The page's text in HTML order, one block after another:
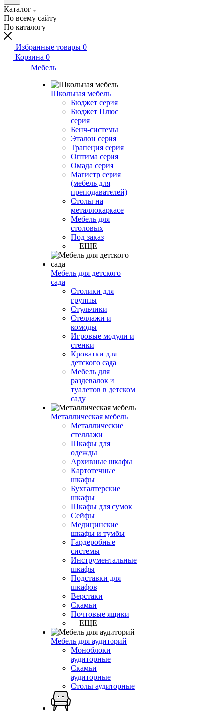
Каталог
По всему сайту
По каталогу
Избранные товары 0
Корзина 0
Мебель
Школьная мебель
Бюджет серия
Бюджет Плюс
серия
Бенч-системы
Эталон серия
Трапеция серия
Оптима серия
Омада серия
Магистр серия
(мебель для
преподавателей)
Столы на
металлокаркасе
Мебель для
столовых
Под заказ
+ ЕЩЕ
Мебель для детского
сада
Столики для
группы
Стульчики
Стеллажи и
комоды
Игровые модули и
стенки
Кроватки для
детского сада
Мебель для
раздевалок и
туалетов в детском
саду
Металлическая мебель
Металлические
стеллажи
Шкафы для
одежды
Архивные шкафы
Картотечные
шкафы
Бухгалтерские
шкафы
Шкафы для сумок
Сейфы
Медицинские
шкафы и тумбы
Гардеробные
системы
Инструментальные
шкафы
Подставки для
шкафов
Верстаки
Скамьи
Почтовые ящики
+ ЕЩЕ
Мебель для аудиторий
Моноблоки
аудиторные
Скамьи
аудиторные
Столы аудиторные